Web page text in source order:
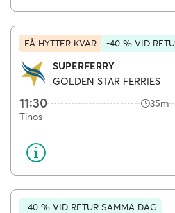
FÅ HYTTER KVAR -40 % VID
SUPERFERRY
GOLDEN STAR FERRIES
11:30 35m
Tinos
-40 % VID RETUR SAMMA DAG